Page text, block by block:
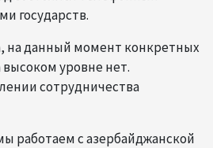
государств.
на данный момент конкретных
уровне нет.
сотрудничества
работаем с азербайджанской